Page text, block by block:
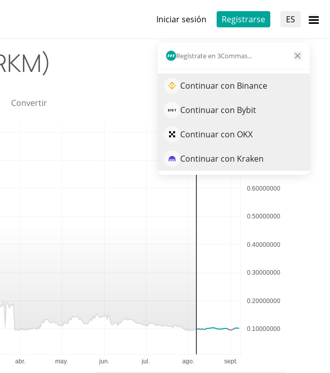
Iniciar sesión Registrarse ES
Regístrate en 3Commas...
Continuar con Binance
Continuar con Bybit
Continuar con OKX
Continuar con Kraken
Convertir